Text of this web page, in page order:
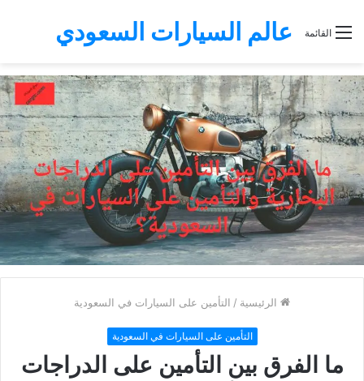
عالم السيارات السعودي القائمة
الرئيسية / التأمين على السيارات في السعودية
التأمين على السيارات في السعودية
ما الفرق بين التأمين على الدراجات